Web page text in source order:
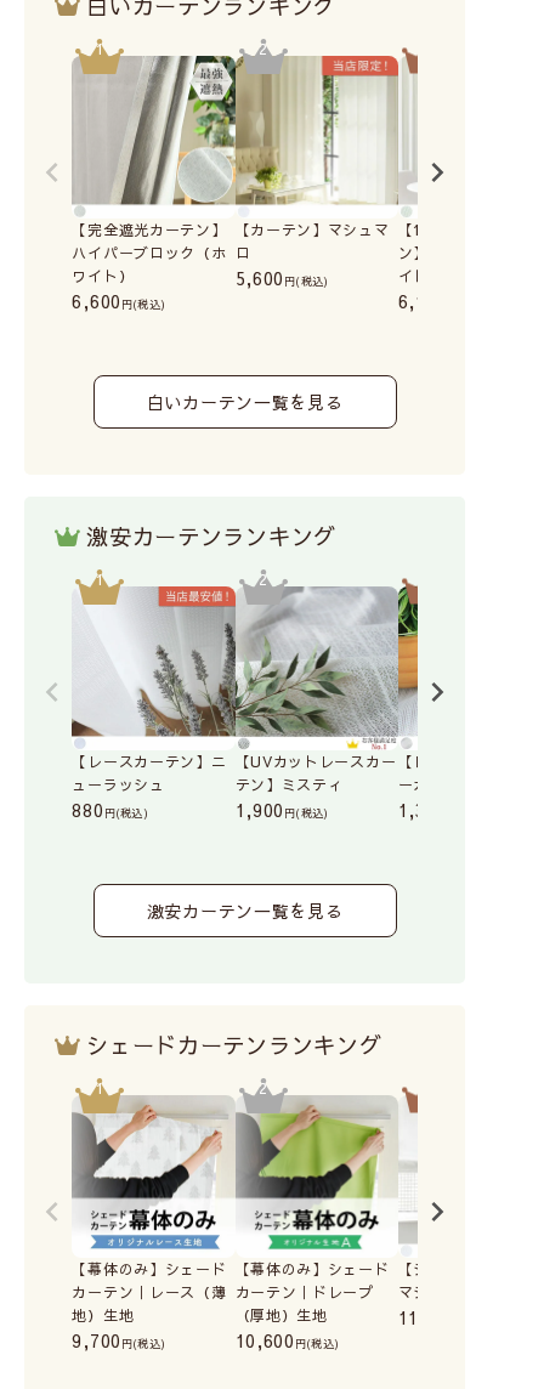
【完全遮光カーテン】
ハイパーブロック（ホ
ワイト）
6,600 (税込)
【カーテン】マシュマ
ロ
5,600 (税込)
【1級遮光･防炎カー
ン】パーフェクトホ
イト
6,100
白いカーテン一覧を見る
激安カーテンランキング
【レースカーテン】ニ
ューラッシュ
880 (税込)
【UVカットレースカー
テン】ミスティ
1,900 (税込)
【レースカーテン】
ーガレース
1,390
激安カーテン一覧を見る
シェードカーテンランキング
【幕体のみ】シェード
カーテン｜レース（薄
地）生地
9,700 (税込)
【幕体のみ】シェード
カーテン｜ドレープ
（厚地）生地
10,600 (税込)
【シェードカーテン
マシュマロ
11,700